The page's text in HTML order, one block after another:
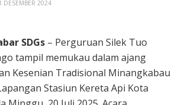
DESEMBER 2024
SDGs – Perguruan Silek Tuo
tampil memukau dalam ajang
Kesenian Tradisional Minangkabau
Stasiun Kereta Api Kota